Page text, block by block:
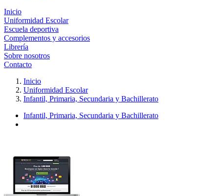
Inicio
Uniformidad Escolar
Escuela deportiva
Complementos y accesorios
Librería
Sobre nosotros
Contacto
Inicio
Uniformidad Escolar
Infantil, Primaria, Secundaria y Bachillerato
Infantil, Primaria, Secundaria y Bachillerato